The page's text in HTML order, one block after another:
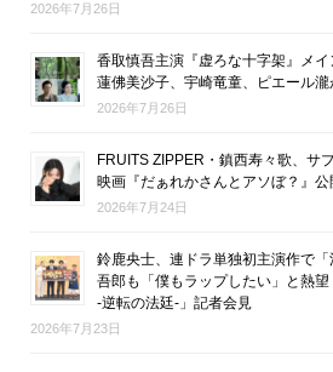
2026年7月26日
香取慎吾主演『虚ろな十字架』メイ
蓮佛美沙子、宇崎竜童、ピエール
2026年7月26日
FRUITS ZIPPER・鎮西寿々歌、サ
映画『だぁれかさんとアソぼ？』公
2026年7月24日
鈴鹿央士、連ドラ単独初主演作で
吾郎も「僕もラップしたい」と熱
-逆転の法廷-」記者会見
2026年7月23日